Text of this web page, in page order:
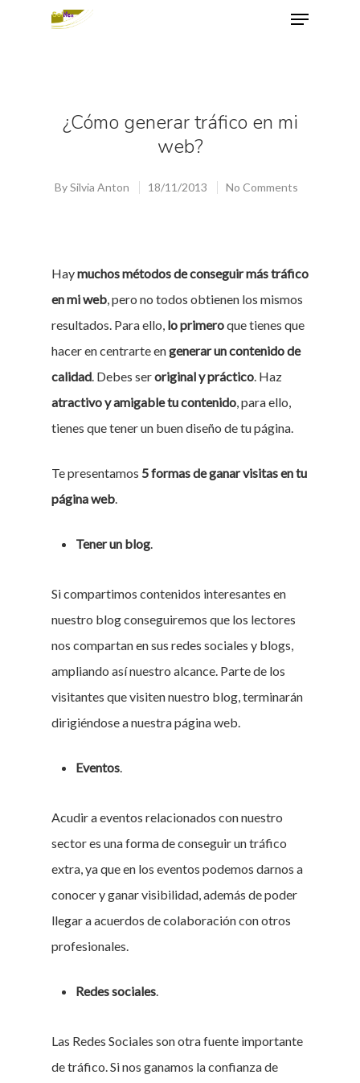
¿Cómo generar tráfico en mi
web?
BySilvia Anton 18/11/2013 No Comments
Haymuchos métodos de conseguir más tráfico
en mi web, pero no todos obtienen los mismos
resultados. Para ello, lo primeroque tienes que
hacer en centrarte engenerar un contenido de
calidad. Debes seroriginal y práctico. Haz
atractivo y amigable tu contenido, para ello,
tienes que tener un buen diseño de tu página.
Te presentamos 5 formas de ganar visitas en tu
página web.
Tener un blog.
Si compartimos contenidos interesantes en
nuestro blog conseguiremos que los lectores
nos compartan en sus redes sociales y blogs,
ampliando así nuestro alcance. Parte de los
visitantes que visiten nuestro blog, terminarán
dirigiéndose a nuestra página web.
Eventos.
Acudir a eventos relacionados con nuestro
sector es una forma de conseguir un tráfico
extra, ya que en los eventos podemos darnos a
conocer y ganar visibilidad, además de poder
llegar a acuerdos de colaboración con otros
profesionales.
Redes sociales.
Las Redes Sociales son otra fuente importante
de tráfico. Si nos ganamos la confianza de